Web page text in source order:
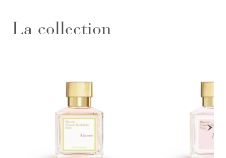
La collection